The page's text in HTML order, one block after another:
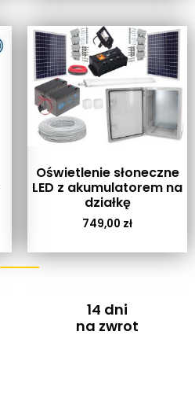
Oświetlenie słoneczne
LED z akumulatorem na
działkę
749,00 zł
14 dni
na zwrot